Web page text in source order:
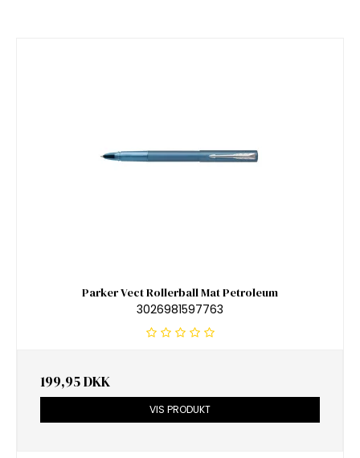
Parker Vect Rollerball Mat Petroleum
3026981597763
199,95 DKK
VIS PRODUKT